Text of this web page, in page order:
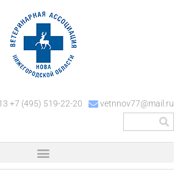
+7 (495) 519-22-20 vetnnov77@mail.ru